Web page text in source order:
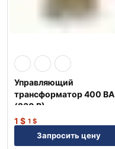
Управляющий
трансформатор 400 ВА
(230 В) —
Профессиональное
оборудование NEP
1 $ 1 $
Запросить цену